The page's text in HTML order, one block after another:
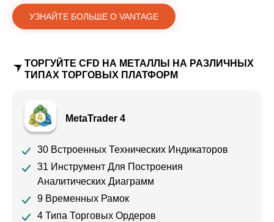
УЗНАЙТЕ БОЛЬШЕ О VANTAGE
ТОРГУЙТЕ CFD НА МЕТАЛЛЫ НА РАЗЛИЧНЫХ
ТИПАХ ТОРГОВЫХ ПЛАТФОРМ
MetaTrader 4
30 Встроенных Технических Индикаторов
31 Инструмент Для Построения
Аналитических Диаграмм
9 Временных Рамок
4 Типа Торговых Ордеров